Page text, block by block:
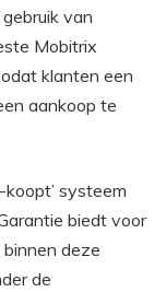
van
Mobitrix
klanten een
aankoop te
systeem
biedt voor
deze
de